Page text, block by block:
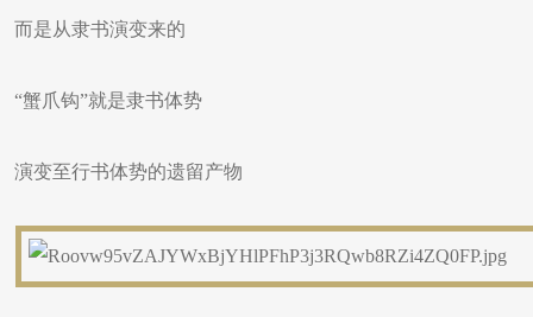
而是从隶书演变来的
“蟹爪钩”就是隶书体势
演变至行书体势的遗留产物